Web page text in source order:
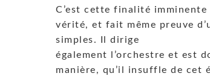
C’est cette finalité
vérité, et fait même preuve
simples. Il dirige
également l’orchestre et est
manière, qu’il insuffle de cet